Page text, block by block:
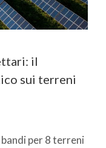
il
sui terreni
bandi per 8 terreni